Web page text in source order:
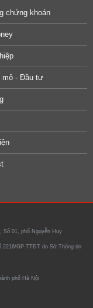
chứng khoán
mô - Đầu tư
Số 01, phố Nguyễn Huy
2216/GP-TTĐT do Sở Thông tin
phố Hà Nội